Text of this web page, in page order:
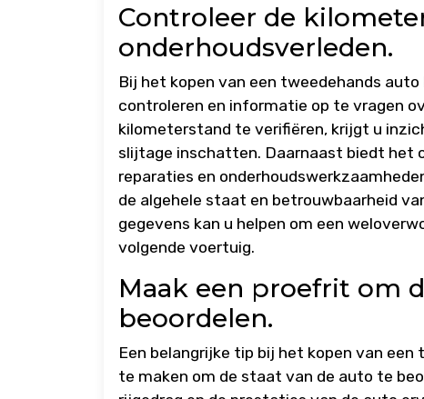
Controleer de
onderhoudsverleden.
Bij het kopen van een tweedehands
controleren en informatie op te vragen
kilometerstand te verifiëren, krijgt u
slijtage inschatten. Daarnaast biedt het
reparaties en
de algehele staat en betrouwbaarheid
gegevens kan u helpen om een
volgende voertuig.
Maak een proefrit om
beoordelen.
Een belangrijke tip bij het kopen van
te maken om de staat van de auto te